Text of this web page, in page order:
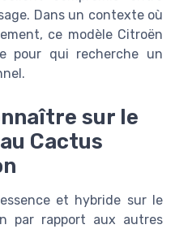
Dans un contexte où
ce modèle Citroën
pour qui recherche un
sur le
Cactus
et hybride sur le
par rapport aux autres